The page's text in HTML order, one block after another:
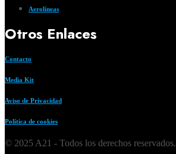
Aerolíneas
Otros Enlaces
Contacto
Media Kit
Aviso de Privacidad
Política de cookies
© 2025 A21 - Todos los derechos reservados.